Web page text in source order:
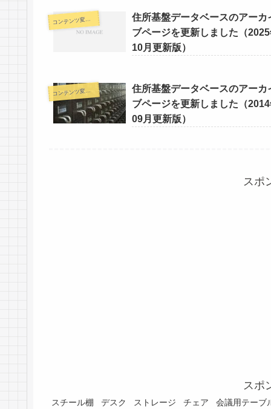
コ
ンテンツ変更情報
住所基盤データベースのアーカ
ブページを更新しました（
10月更新版）
コ
ンテンツ変更情報
住所基盤データベースのアーカ
ブページを更新しました（
09月更新版）
スポ
スポ
スチール棚 デスク ストレージ チェア 会議用テーブ